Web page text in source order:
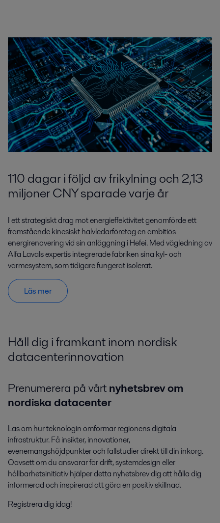
110 dagar i följd av frikylning och 2,13
miljoner CNY sparade varje år
I ett strategiskt drag mot energieffektivitet genomförde ett
framstående kinesiskt halvledarföretag en ambitiös
energirenovering vid sin anläggning i Hefei. Med vägledning av
Alfa Lavals expertis integrerade fabriken sina kyl- och
värmesystem, som tidigare fungerat isolerat.
Läs mer
Håll dig i framkant inom nordisk
datacenterinnovation
Prenumerera på vårtnyhetsbrev om
nordiska datacenter
Läs om hur teknologin omformar regionens digitala
infrastruktur. Få insikter, innovationer,
evenemangshöjdpunkter och fallstudier direkt till din inkorg.
Oavsett om du ansvarar för drift, systemdesign eller
hållbarhetsinitiativ hjälper detta nyhetsbrev dig att hålla dig
informerad och inspirerad att göra en positiv skillnad.
Registrera dig idag!